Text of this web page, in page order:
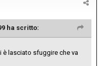
ha scritto:
è lasciato sfuggire che va